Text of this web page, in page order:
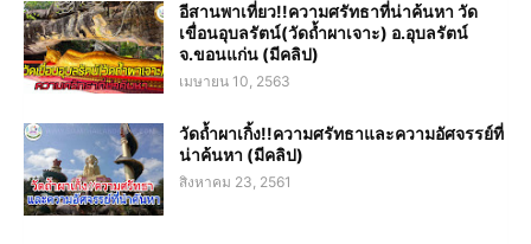
อีสานพาเที่ยว!!ความศรัทธาที่น่าค้นหา วัด
เขื่อนอุบลรัตน์(วัดถ้ำผาเจาะ) อ.อุบลรัตน์
จ.ขอนแก่น (มีคลิป)
เมษายน 10, 2563
วัดถ้ำผาเกิ้ง!!ความศรัทธาและความอัศจรรย์ที่
น่าค้นหา (มีคลิป)
สิงหาคม 23, 2561